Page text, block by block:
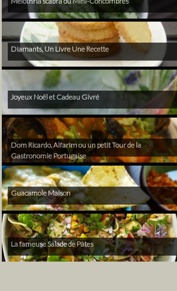
Diamants, Un Livre Une Recette
Joyeux Noël et Cadeau Givré
Dom Ricardo, Alfarim ou un petit Tour de la
Gastronomie Portugaise
Guacamole Maison
La fameuse Salade de Pâtes